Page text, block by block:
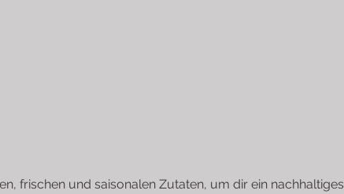
frischen und saisonalen Zutaten, um dir ein nachhaltiges